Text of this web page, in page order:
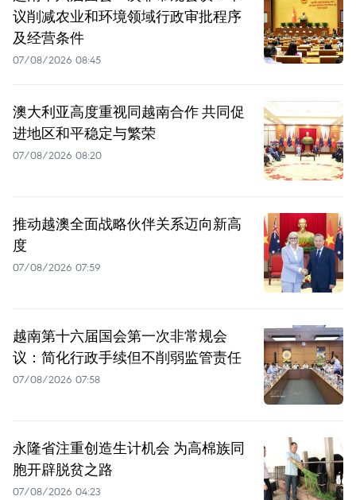
议削减农业和环境领域行政审批程序
及经营条件
07/08/2026 08:45
澳大利亚高度重视同越南合作 共同促
进地区和平稳定与繁荣
07/08/2026 08:20
推动越澳全面战略伙伴关系迈向新高
度
07/08/2026 07:59
越南第十六届国会第一次非常规会
议：简化行政手续但不削弱监管责任
07/08/2026 07:58
永隆省注重创造生计机会 为高棉族同
胞开辟脱贫之路
07/08/2026 04:23